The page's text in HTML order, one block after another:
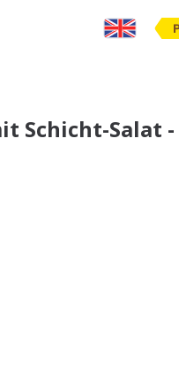
Schicht-Salat